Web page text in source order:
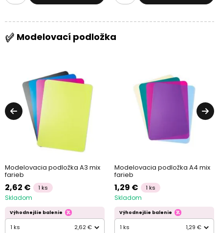
Modelovací podložka
Modelovacia podložka A3 mix
farieb
2,62 € 1 ks
Skladom
Výhodnejšie balenie
1 ks 2,62 €
Modelovacia podložka A4 mix
farieb
1,29 € 1 ks
Skladom
Výhodnejšie balenie
1 ks 1,29 €